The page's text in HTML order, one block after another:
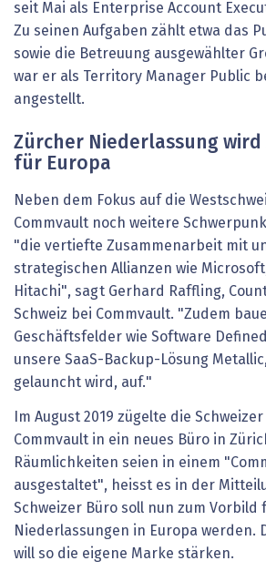
seit Mai als Enterprise Account
Zu seinen Aufgaben zählt etwa das
sowie die Betreuung ausgewählter
war er als Territory Manager Public
angestellt.
Zürcher Niederlassung wird
für Europa
Neben dem Fokus auf die
Commvault noch weitere
"die vertiefte Zusammenarbeit mit
strategischen Allianzen wie
Hitachi", sagt Gerhard Raffling,
Schweiz bei Commvault. "Zudem
Geschäftsfelder wie Software
unsere SaaS-Backup-Lösung
gelauncht wird, auf."
Im August 2019 zügelte die
Commvault in ein neues Büro in
Räumlichkeiten seien in einem
ausgestaltet", heisst es in der
Schweizer Büro soll nun zum Vorbild
Niederlassungen in Europa werden.
will so die eigene Marke stärken.